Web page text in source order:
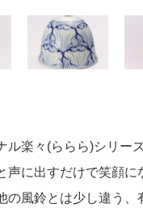
ル楽々(ららら)シリーズ
声に出すだけで笑顔
の風鈴とは少し違う、